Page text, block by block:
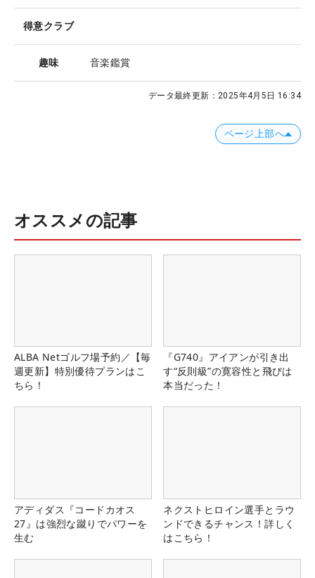
得意クラブ
趣味 音楽鑑賞
データ最終更新： 2025年4月5日 16:34
ページ上部へ
オススメの記事
ALBA Netゴルフ場予約／【毎
週更新】特別優待プランはこ
ちら！
『G740』アイアンが引き出
す“反則級”の寛容性と飛びは
本当だった！
アディダス『コードカオス
27』は強烈な蹴りでパワーを
生む
ネクストヒロイン選手とラウ
ンドできるチャンス！詳しく
はこちら！